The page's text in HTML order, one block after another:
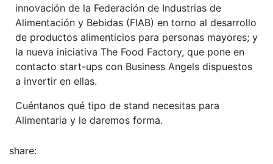
innovación de la Federación de Industrias de
Alimentación y Bebidas (FIAB) en torno al desarrollo
de productos alimenticios para personas mayores; y
la nueva iniciativa The Food Factory, que pone en
contacto start-ups con Business Angels dispuestos
a invertir en ellas.
Cuéntanos qué tipo de stand necesitas para
Alimentaria y le daremos forma.
share: